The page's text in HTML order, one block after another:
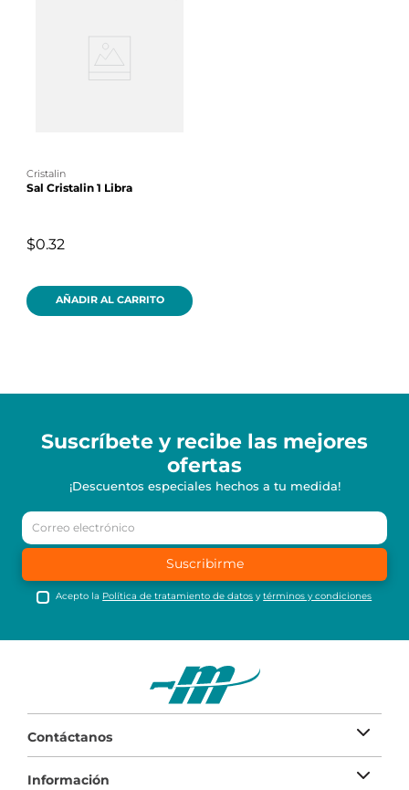
cristalin
Sal Cristalin 1 Libra
$0.32
AÑADIR AL CARRITO
Suscríbete y recibe las mejores
ofertas
¡Descuentos especiales hechos a tu medida!
Suscribirme
Acepto la Política de tratamiento de datos ytérminos y condiciones
Contáctanos
Información